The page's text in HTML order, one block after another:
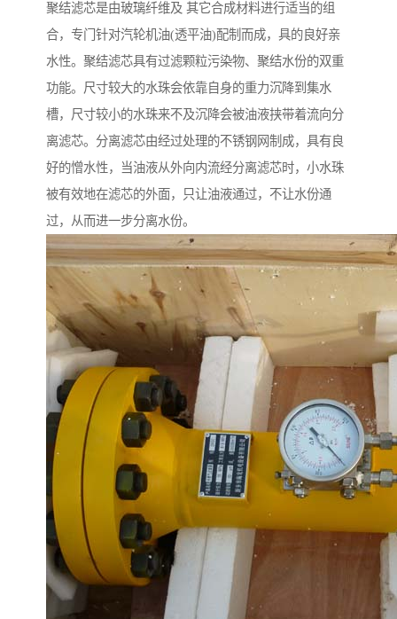
聚结滤芯是由玻璃纤维及 其它合成材料进行适当的组
合，专门针对汽轮机油(透平油)配制而成，具的良好亲
水性。聚结滤芯具有过滤颗粒污染物、聚结水份的双重
功能。尺寸较大的水珠会依靠自身的重力沉降到集水
槽，尺寸较小的水珠来不及沉降会被油液挟带着流向分
离滤芯。分离滤芯由经过处理的不锈钢网制成，具有良
好的憎水性，当油液从外向内流经分离滤芯时，小水珠
被有效地在滤芯的外面，只让油液通过，不让水份通
过，从而进一步分离水份。